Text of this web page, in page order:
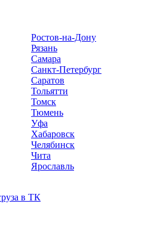
Ростов-на-Дону
Рязань
Самара
Санкт-Петербург
Саратов
Тольятти
Томск
Тюмень
Уфа
Хабаровск
Челябинск
Чита
Ярославль
в ТК